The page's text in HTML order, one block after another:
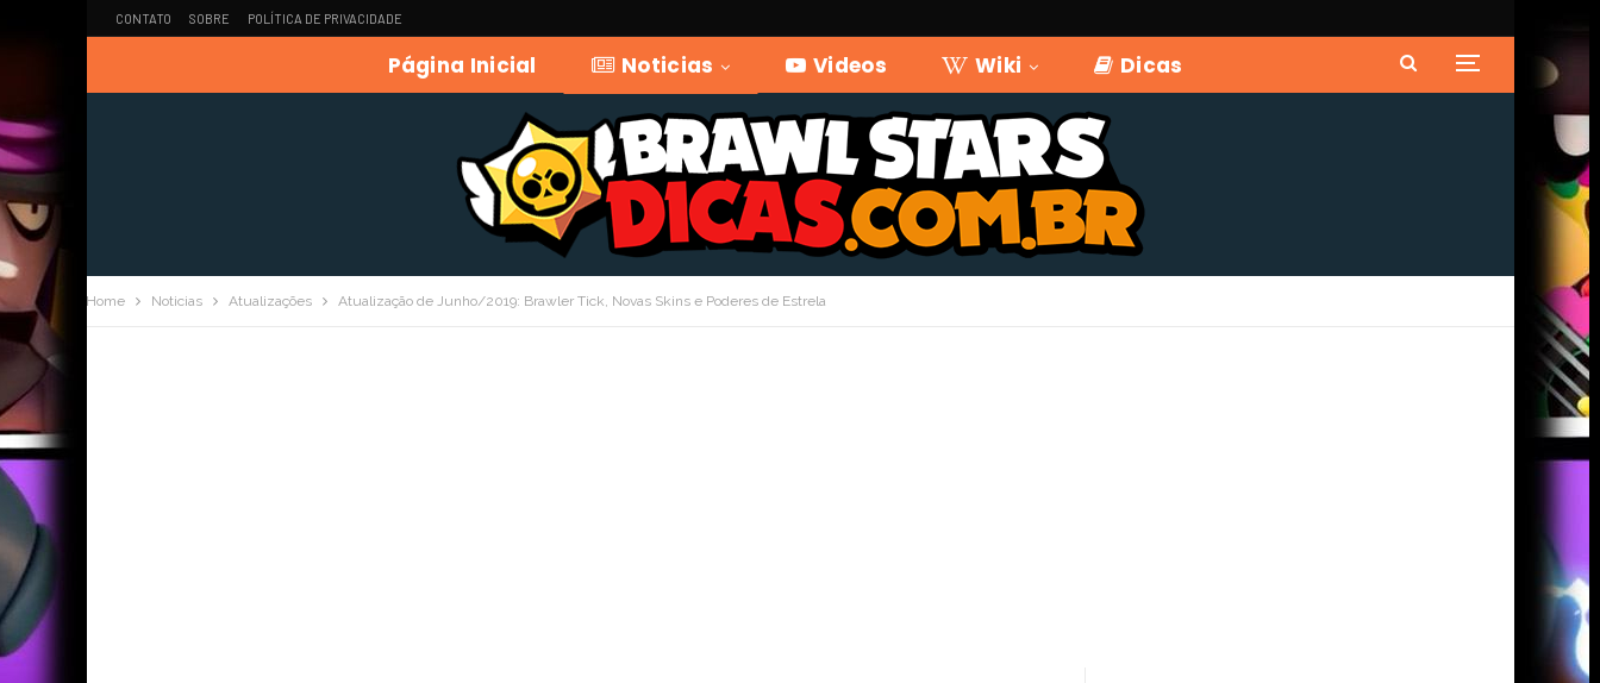
CONTATO SOBRE POLÍTICA DE PRIVACIDADE
Página Inicial Noticias Videos Wiki Dicas
Home Noticias Atualizações Atualização de Junho/2019: Brawler Tick, Novas Skins e Poderes de Estrela